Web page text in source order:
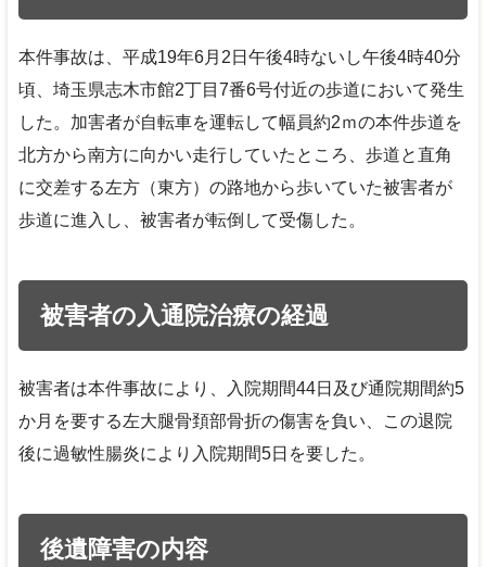
本件事故は、平成19年6月2日午後4時ないし午後4時40分
頃、埼玉県志木市館2丁目7番6号付近の歩道において発生
した。加害者が自転車を運転して幅員約2ｍの本件歩道を
北方から南方に向かい走行していたところ、歩道と直角
に交差する左方（東方）の路地から歩いていた被害者が
歩道に進入し、被害者が転倒して受傷した。
被害者の入通院治療の経過
被害者は本件事故により、入院期間44日及び通院期間約5
か月を要する左大腿骨頚部骨折の傷害を負い、この退院
後に過敏性腸炎により入院期間5日を要した。
後遺障害の内容